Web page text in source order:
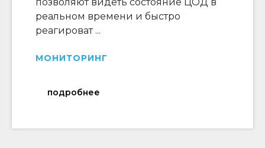
реальном времени и быстро
реагироват ...
МОНИТОРИНГ
подробнее